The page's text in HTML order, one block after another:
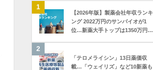
【2026年版】製薬会社年収ランキ
ング 2022万円のサンバイオが1
位…新薬大手トップは1350万円の
「テロメライシン」13日薬価収
載…「ウェイリズ」など10新薬も